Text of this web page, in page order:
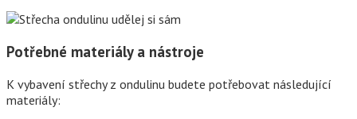
Potřebné materiály a nástroje
K vybavení střechy z ondulinu budete potřebovat následující
materiály: